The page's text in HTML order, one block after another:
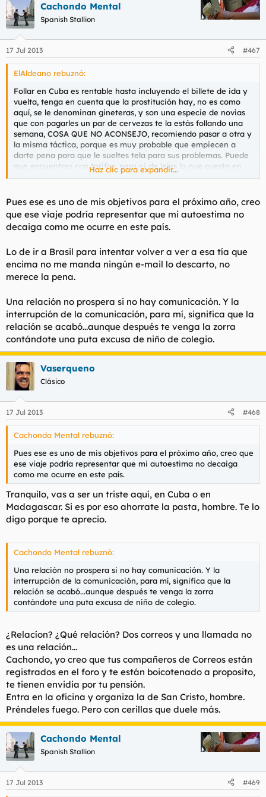
Cachondo Mental
Spanish Stallion
17 Jul 2013 #467
ElAldeano rebuznó:
Follar en Cuba es rentable hasta incluyendo el billete de ida y
vuelta, tenga en cuenta que la prostitución hay, no es como
aquí, se le denominan gineteras, y son una especie de novias
que con pagarles un par de cervezas te la estás follando una
semana, COSA QUE NO ACONSEJO, recomiendo pasar a otra y
la misma táctica, porque es muy probable que empiecen a
darte pena para que le sueltes tela para sus problemas. Puede
que encuentres con tarifas, pero ni de lejos lo que cuesta en
España un polvo mal echo de 20minutos y un termina ya, que
Yo le recomiendo que se vaya a esa isla y nos cuente su
experiencia.
Haz clic para expandir...
Pues ese es uno de mis objetivos para el próximo año, creo
que ese viaje podría representar que mi autoestima no
decaiga como me ocurre en este país.
Lo de ir a Brasil para intentar volver a ver a esa tía que
encima no me manda ningún e-mail lo descarto, no
merece la pena.
Una relación no prospera si no hay comunicación. Y la
interrupción de la comunicación, para mí, significa que la
relación se acabó...aunque después te venga la zorra
contándote una puta excusa de niño de colegio.
Vaserqueno
Clásico
17 Jul 2013 #468
Cachondo Mental rebuznó:
Pues ese es uno de mis objetivos para el próximo año, creo que
ese viaje podría representar que mi autoestima no decaiga
como me ocurre en este país.
Tranquilo, vas a ser un triste aquí, en Cuba o en
Madagascar. Si es por eso ahorrate la pasta, hombre. Te lo
digo porque te aprecio.
Cachondo Mental rebuznó:
Una relación no prospera si no hay comunicación. Y la
interrupción de la comunicación, para mí, significa que la
relación se acabó...aunque después te venga la zorra
contándote una puta excusa de niño de colegio.
¿Relacíon? ¿Qué relación? Dos correos y una llamada no
es una relación...
Cachondo, yo creo que tus compañeros de Correos están
registrados en el foro y te están boicotenado a proposito,
te tienen envidia por tu pensión.
Entra en la oficina y organiza la de San Cristo, hombre.
Préndeles fuego. Pero con cerillas que duele más.
Cachondo Mental
Spanish Stallion
17 Jul 2013 #469